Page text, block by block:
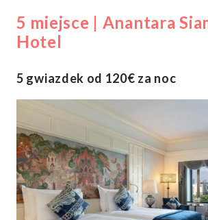
5 miejsce | Anantara
Hotel
5 gwiazdek od 120€ za noc